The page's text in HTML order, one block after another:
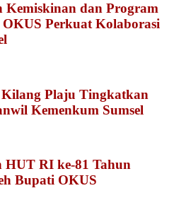
Kemiskinan dan Program
Perkuat Kolaborasi
Plaju Tingkatkan
Kemenkum Sumsel
HUT RI ke-81 Tahun
Bupati OKUS